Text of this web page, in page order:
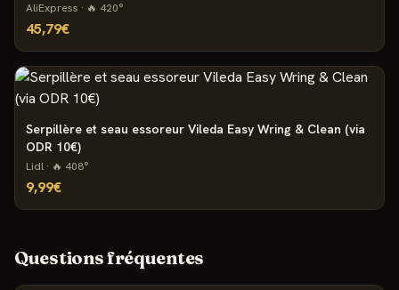
AliExpress · 🔥 420°
45,79€
Serpillère et seau essoreur Vileda Easy Wring & Clean (via
ODR 10€)
Lidl · 🔥 408°
9,99€
Questions fréquentes